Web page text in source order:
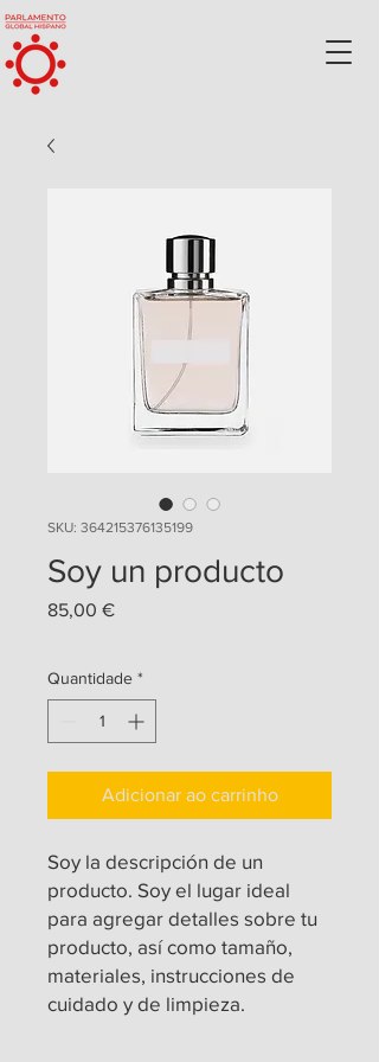
SKU: 364215376135199
Soy un producto
85,00 €Preço
Quantidade *
Adicionar ao carrinho
Soy la descripción de un
producto. Soy el lugar ideal
para agregar detalles sobre tu
producto, así como tamaño,
materiales, instrucciones de
cuidado y de limpieza.